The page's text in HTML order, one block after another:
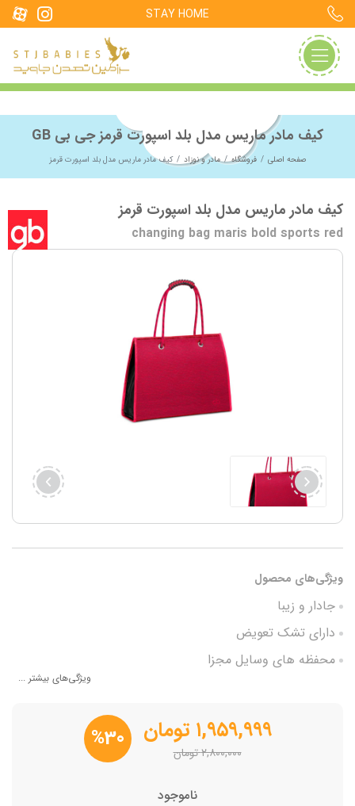
STAY HOME
کیف مادر ماریس مدل بلد اسپورت قرمز جی بی GB
صفحه اصلی فروشگاه مادر و نوزاد کیف مادر ماریس مدل بلد اسپورت قرمز
کیف مادر ماریس مدل بلد اسپورت قرمز
changing bag maris bold sports red
ویژگی‌های محصول
جادار و زیبا
دارای تشک تعویض
محفظه های وسایل مجزا
ویژگی‌های بیشتر ...
۱,۹۵۹,۹۹۹ تومان
۲,۸۰۰,۰۰۰تومان %30
ناموجود